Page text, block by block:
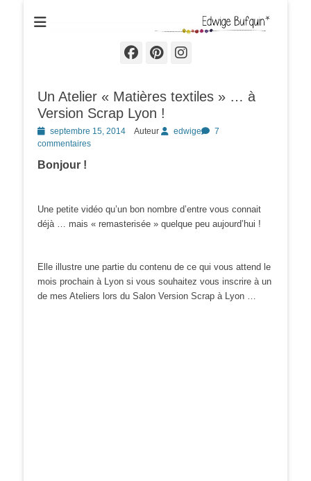
Edwige Bufquin
Facebook
Pinterest
Instagram
Un Atelier « Matières textiles » … à
Version Scrap Lyon !
Posted
on
septembre 15, 2014 Auteur edwige
7
commentaires
Bonjour !
Une petite vidéo qu’un bon nombre d’entre vous connait
déjà … mais « remasterisée » quelque peu aujourd’hui !
Elle illustre une partie du contenu de ce qui vous attend le
mois prochain à Lyon si vous souhaitez vous inscrire à un
de mes Ateliers lors du Salon Version Scrap à Lyon …